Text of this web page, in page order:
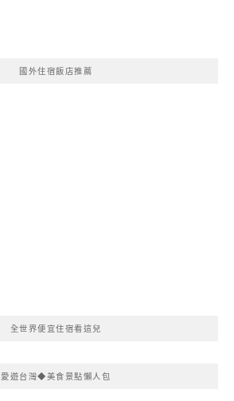
國外住宿飯店推薦
全世界便宜住宿看這兒
愛遊台灣◆美食景點懶人包